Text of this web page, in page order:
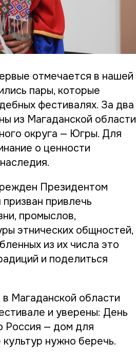
отмечается в нашей
пары, которые
фестивалях. За два
из Магаданской области
округа — Югры. Для
о ценности
Президентом
призван привлечь
промыслов,
этнических общностей,
из их числа это
и поделиться
Магаданской области
и уверены: День
Россия — дом для
нужно беречь.